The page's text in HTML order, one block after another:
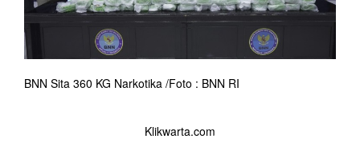
BNN Sita 360 KG Narkotika /Foto : BNN RI
Klikwarta.com